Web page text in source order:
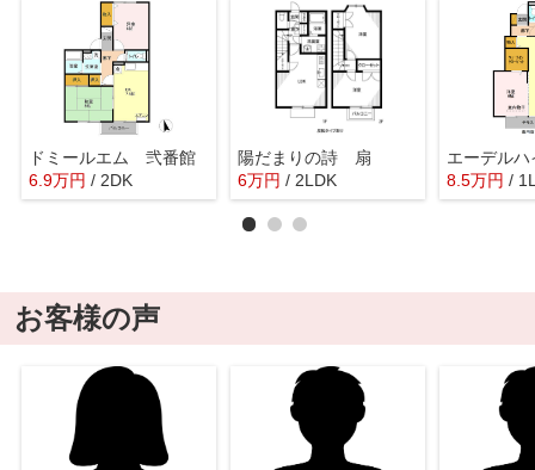
ドミールエム 弐番館
6.9万円 / 2DK
陽だまりの詩 扇
6万円 / 2LDK
エーデル
8.5万円 /
お客様の声